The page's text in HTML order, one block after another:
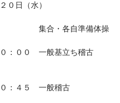
日（水）
合・各自準備体操
０ 一般基立ち稽古
４５ 一般稽古